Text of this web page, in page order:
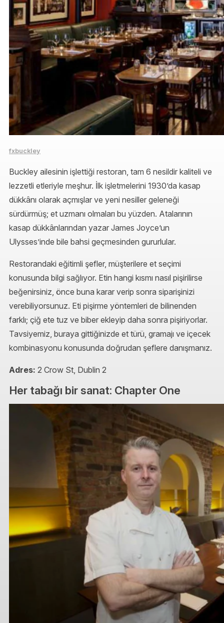
fxbuckley
Buckley ailesinin işlettiği restoran, tam 6 nesildir kaliteli ve
lezzetli etleriyle meşhur. İlk işletmelerini 1930’da kasap
dükkânı olarak açmışlar ve yeni nesiller geleneği
sürdürmüş; et uzmanı olmaları bu yüzden. Atalarının
kasap dükkânlarından yazar James Joyce’un
Ulysses’inde bile bahsi geçmesinden gururlular.
Restorandaki eğitimli şefler, müşterilere et seçimi
konusunda bilgi sağlıyor. Etin hangi kısmı nasıl pişirilirse
beğenirsiniz, önce buna karar verip sonra siparişinizi
verebiliyorsunuz. Eti pişirme yöntemleri de bilinenden
farklı; çiğ ete tuz ve biber ekleyip daha sonra pişiriyorlar.
Tavsiyemiz, buraya gittiğinizde et türü, gramajı ve içecek
kombinasyonu konusunda doğrudan şeflere danışmanız.
Adres: 2 Crow St, Dublin 2
Her tabağı bir sanat: Chapter One